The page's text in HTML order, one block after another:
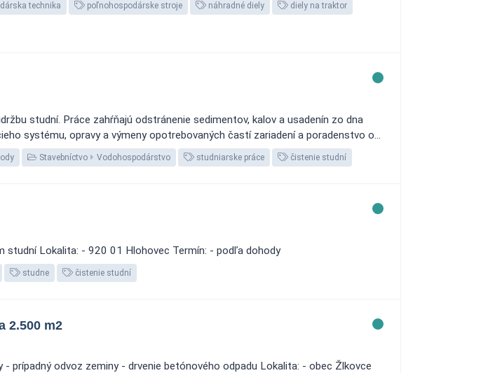
technika poľnohospodárske stroje náhradné diely diely na traktor
studní. Práce zahŕňajú odstránenie sedimentov, kalov a usadenín zo dna
systému, opravy a výmeny opotrebovaných častí zariadení a poradenstvo o...
Stavebníctvo Vodohospodárstvo studniarske práce čistenie studní
studní Lokalita: - 920 01 Hlohovec Termín: - podľa dohody
studne čistenie studní
2.500 m2
prípadný odvoz zeminy - drvenie betónového odpadu Lokalita: - obec Žlkovce